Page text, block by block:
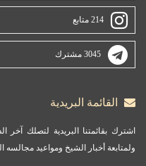
214 متابع
3045 مشترك
القائمة البريدية
اشترك بقائمتنا البريدية لتصلك آخر
ولمتابعة أخبار الشيخ ومواعيد مجالسه